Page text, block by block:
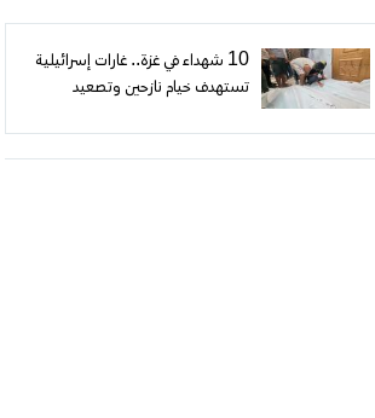
ومخططات الضم الصامت ويطالب
10 شهداء في غزة.. غارات إسرائيلية
تستهدف خيام نازحين وتصعيد